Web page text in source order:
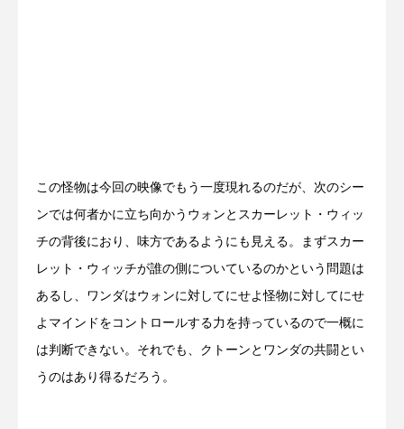
この怪物は今回の映像でもう一度現れるのだが、次のシー
ンでは何者かに立ち向かうウォンとスカーレット・ウィッ
チの背後におり、味方であるようにも見える。まずスカー
レット・ウィッチが誰の側についているのかという問題は
あるし、ワンダはウォンに対してにせよ怪物に対してにせ
よマインドをコントロールする力を持っているので一概に
は判断できない。それでも、クトーンとワンダの共闘とい
うのはあり得るだろう。